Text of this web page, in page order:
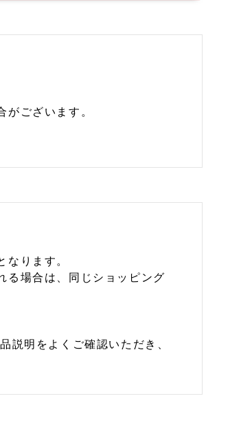
ございます。
なります。
る場合は、同じショッピング
説明をよくご確認いただき、